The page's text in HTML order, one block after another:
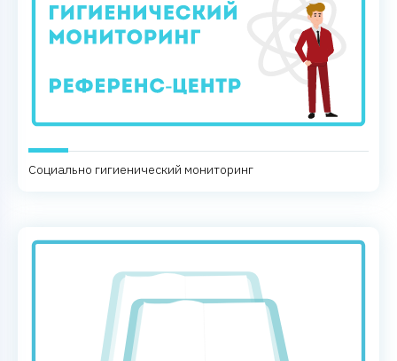
Социально гигиенический мониторинг